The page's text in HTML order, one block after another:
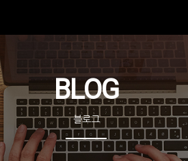
BLOG
블로그